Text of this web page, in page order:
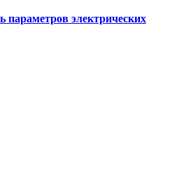
параметров электрических